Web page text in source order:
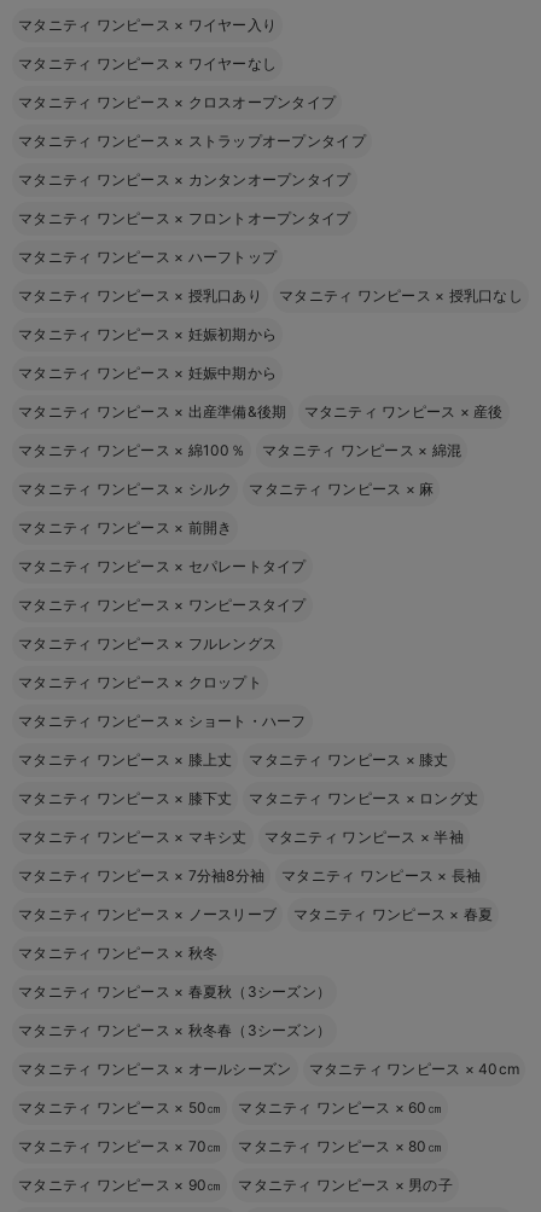
マタニティ ワンピース × ワイヤー入り
マタニティ ワンピース × ワイヤーなし
マタニティ ワンピース × クロスオープンタイプ
マタニティ ワンピース × ストラップオープンタイプ
マタニティ ワンピース × カンタンオープンタイプ
マタニティ ワンピース × フロントオープンタイプ
マタニティ ワンピース × ハーフトップ
マタニティ ワンピース × 授乳口あり マタニティ ワンピース × 授乳口なし
マタニティ ワンピース × 妊娠初期から
マタニティ ワンピース × 妊娠中期から
マタニティ ワンピース × 出産準備&後期 マタニティ ワンピース × 産後
マタニティ ワンピース × 綿100％ マタニティ ワンピース × 綿混
マタニティ ワンピース × シルク マタニティ ワンピース × 麻
マタニティ ワンピース × 前開き
マタニティ ワンピース × セパレートタイプ
マタニティ ワンピース × ワンピースタイプ
マタニティ ワンピース × フルレングス
マタニティ ワンピース × クロップト
マタニティ ワンピース × ショート・ハーフ
マタニティ ワンピース × 膝上丈 マタニティ ワンピース × 膝丈
マタニティ ワンピース × 膝下丈 マタニティ ワンピース × ロング丈
マタニティ ワンピース × マキシ丈 マタニティ ワンピース ×半袖
マタニティ ワンピース × 7分袖8分袖 マタニティ ワンピース × 長袖
マタニティ ワンピース × ノースリーブ マタニティ ワンピース × 春夏
マタニティ ワンピース × 秋冬
マタニティ ワンピース × 春夏秋（3シーズン）
マタニティ ワンピース × 秋冬春（3シーズン）
マタニティ ワンピース × オールシーズン マタニティ ワンピース ×40cm
マタニティ ワンピース × 50㎝ マタニティ ワンピース × 60㎝
マタニティ ワンピース × 70㎝ マタニティ ワンピース × 80㎝
マタニティ ワンピース × 90㎝ マタニティ ワンピース × 男の子